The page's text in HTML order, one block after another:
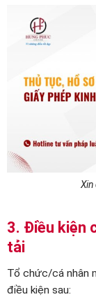
Xin
3. Điều kiện
tải
Tổ chức/cá nhân
điều kiện sau: